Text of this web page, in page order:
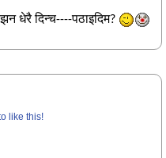
धेरै दिन्च----पठाइदिम?
like this!